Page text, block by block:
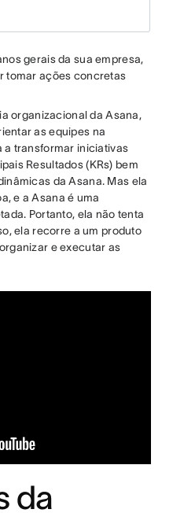
gerais da sua empresa,
tomar ações concretas
organizacional da Asana,
as equipes na
a transformar iniciativas
Resultados (KRs) bem
da Asana. Mas ela
e a Asana é uma
Portanto, ela não tenta
ela recorre a um produto
e executar as
da